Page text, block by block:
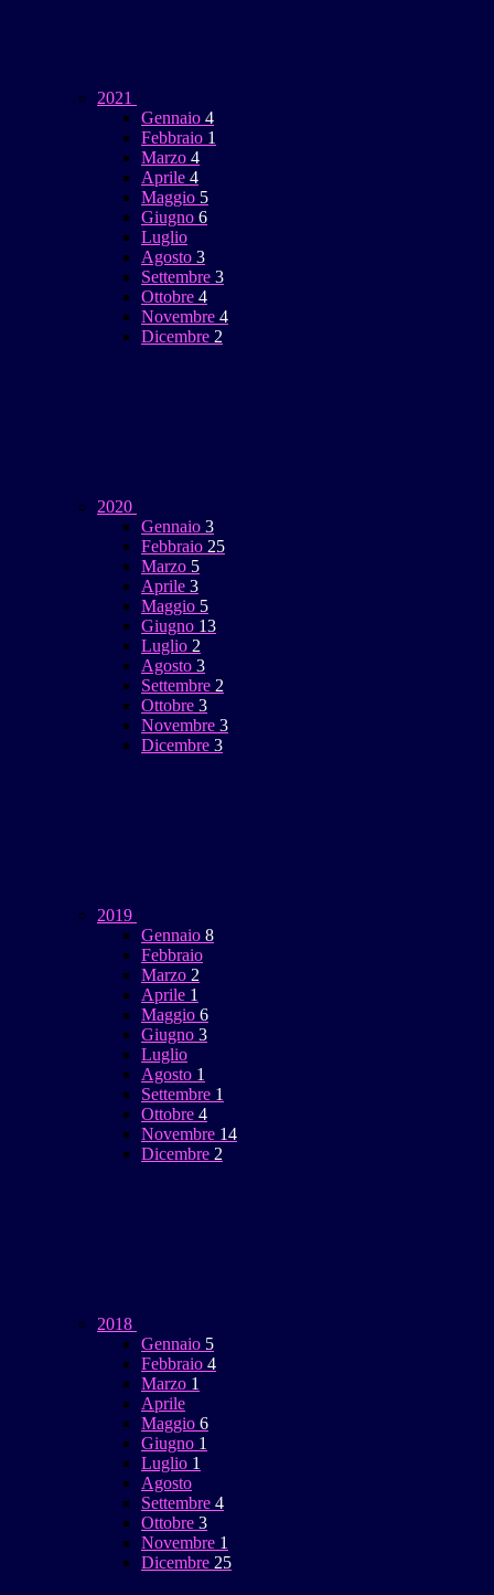
2021
Gennaio 4
Febbraio 1
Marzo 4
Aprile 4
Maggio 5
Giugno 6
Luglio
Agosto 3
Settembre 3
Ottobre 4
Novembre 4
Dicembre 2
2020
Gennaio 3
Febbraio 25
Marzo 5
Aprile 3
Maggio 5
Giugno 13
Luglio 2
Agosto 3
Settembre 2
Ottobre 3
Novembre 3
Dicembre 3
2019
Gennaio 8
Febbraio
Marzo 2
Aprile 1
Maggio 6
Giugno 3
Luglio
Agosto 1
Settembre 1
Ottobre 4
Novembre 14
Dicembre 2
2018
Gennaio 5
Febbraio 4
Marzo 1
Aprile
Maggio 6
Giugno 1
Luglio 1
Agosto
Settembre 4
Ottobre 3
Novembre 1
Dicembre 25